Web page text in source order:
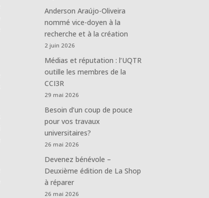
Anderson Araújo-Oliveira
nommé vice-doyen à la
recherche et à la création
2 juin 2026
Médias et réputation : l’UQTR
outille les membres de la
CCI3R
29 mai 2026
Besoin d’un coup de pouce
pour vos travaux
universitaires?
26 mai 2026
Devenez bénévole –
Deuxième édition de La Shop
à réparer
26 mai 2026